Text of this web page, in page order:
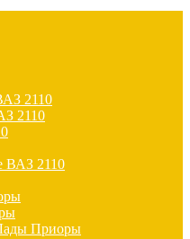
2110
2110
ВАЗ 2110
Приоры